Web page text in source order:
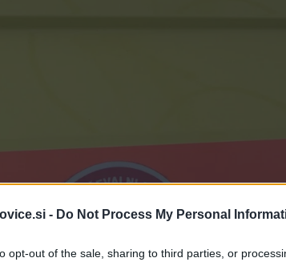
- Do Not Process My Personal
opt-out of the sale, sharing to third parties, or